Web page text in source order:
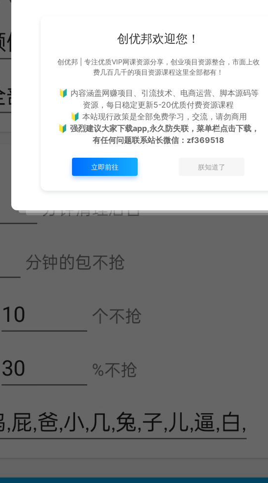
创优邦欢迎您！
创优邦 | 专注优质VIP网课资源分享，创业项目资源整合，市面上收
费几百几千的项目资源课程这里全部都有！
🔰 内容涵盖网赚项目、引流技术、电商运营、脚本源码等
资源，每日稳定更新5-20优质付费资源课程
🔰 本站现行政策是全部免费学习，交流，请勿商用
🔰 强烈建议大家下载app,永久防失联，菜单栏点击下载，
有任何问题联系站长微信：zf369518
立即前往 朕知道了